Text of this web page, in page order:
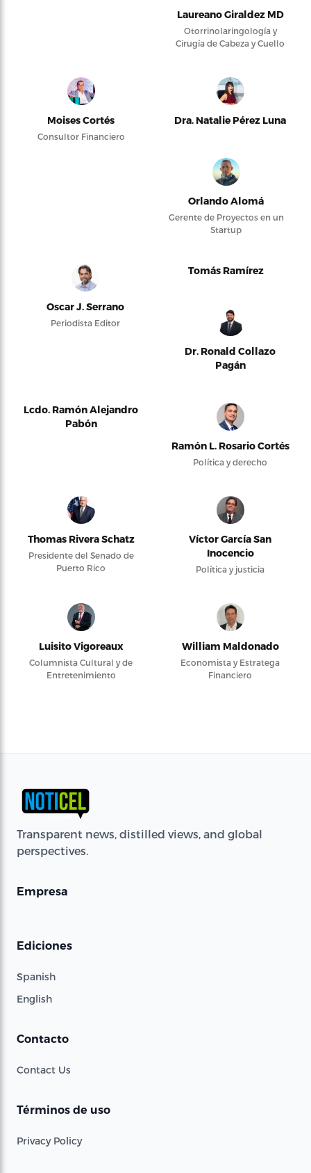
Laureano Giraldez MD
Otorrinolaringología y
Cirugía de Cabeza y Cuello
Moises Cortés
Consultor Financiero
Dra. Natalie Pérez Luna
Orlando Alomá
Gerente de Proyectos en un
Startup
Oscar J. Serrano
Periodista Editor
Tomás Ramírez
Dr. Ronald Collazo
Pagán
Lcdo. Ramón Alejandro
Pabón
Ramón L. Rosario Cortés
Política y derecho
Thomas Rivera Schatz
Presidente del Senado de
Puerto Rico
Víctor García San
Inocencio
Política y justicia
Luisito Vigoreaux
Columnista Cultural y de
Entretenimiento
William Maldonado
Economista y Estratega
Financiero
Transparent news, distilled views, and global
perspectives.
Empresa
Ediciones
Spanish
English
Contacto
Contact Us
Términos de uso
Privacy Policy